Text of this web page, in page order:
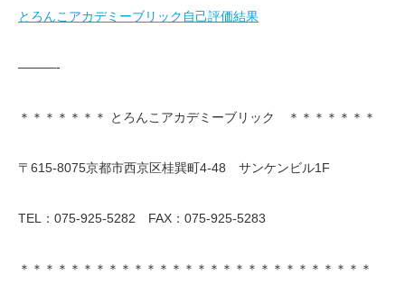
とろんこアカデミーブリック自己評価結果
———-
＊＊＊＊＊＊＊ とろんこアカデミーブリック ＊＊＊＊＊＊＊
〒615-8075京都市西京区桂巽町4-48 サンケンビル1F
TEL：075-925-5282 FAX：075-925-5283
＊＊＊＊＊＊＊＊＊＊＊＊＊＊＊＊＊＊＊＊＊＊＊＊＊＊＊＊